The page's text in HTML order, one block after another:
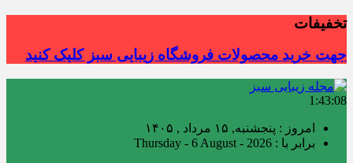
تخفیفات
جهت خرید محصولات فروشگاه زیبایی سبز کلیک کنید
1:43:08
امروز : پنجشنبه, ۱۵ مرداد , ۱۴۰۵
برابر با : Thursday - 6 August - 2026